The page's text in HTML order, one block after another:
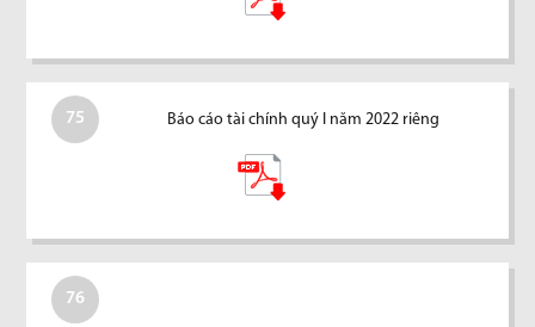
75 Báo cáo tài chính quý I năm 2022 riêng
76